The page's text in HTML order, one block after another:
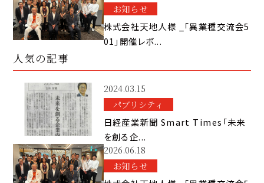
お知らせ
株式会社天地人様 _「異業種交流会5
01」開催レポ...
人気の記事
2024.03.15
パブリシティ
日経産業新聞 Smart Times「未来
を創る企...
2026.06.18
お知らせ